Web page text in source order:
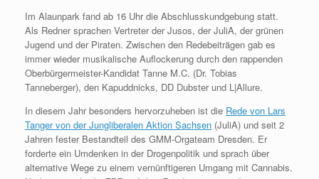
Im Alaunpark fand ab 16 Uhr die Abschlusskundgebung statt.
Als Redner sprachen Vertreter der Jusos, der JuliA, der grünen
Jugend und der Piraten. Zwischen den Redebeiträgen gab es
immer wieder musikalische Auflockerung durch den rappenden
Oberbürgermeister-Kandidat Tanne M.C. (Dr. Tobias
Tanneberger), den Kapuddnicks, DD Dubster und L|Allure.
In diesem Jahr besonders hervorzuheben ist die Rede von Lars
Tanger von der Jungliberalen Aktion Sachsen (JuliA) und seit 2
Jahren fester Bestandteil des GMM-Orgateam Dresden. Er
forderte ein Umdenken in der Drogenpolitik und sprach über
alternative Wege zu einem vernünftigeren Umgang mit Cannabis.